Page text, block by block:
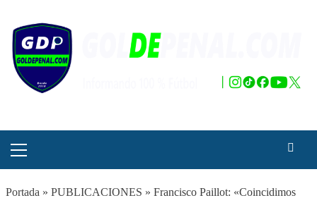
contenido
principal
Portada » PUBLICACIONES » Francisco Paillot: «Coincidimos